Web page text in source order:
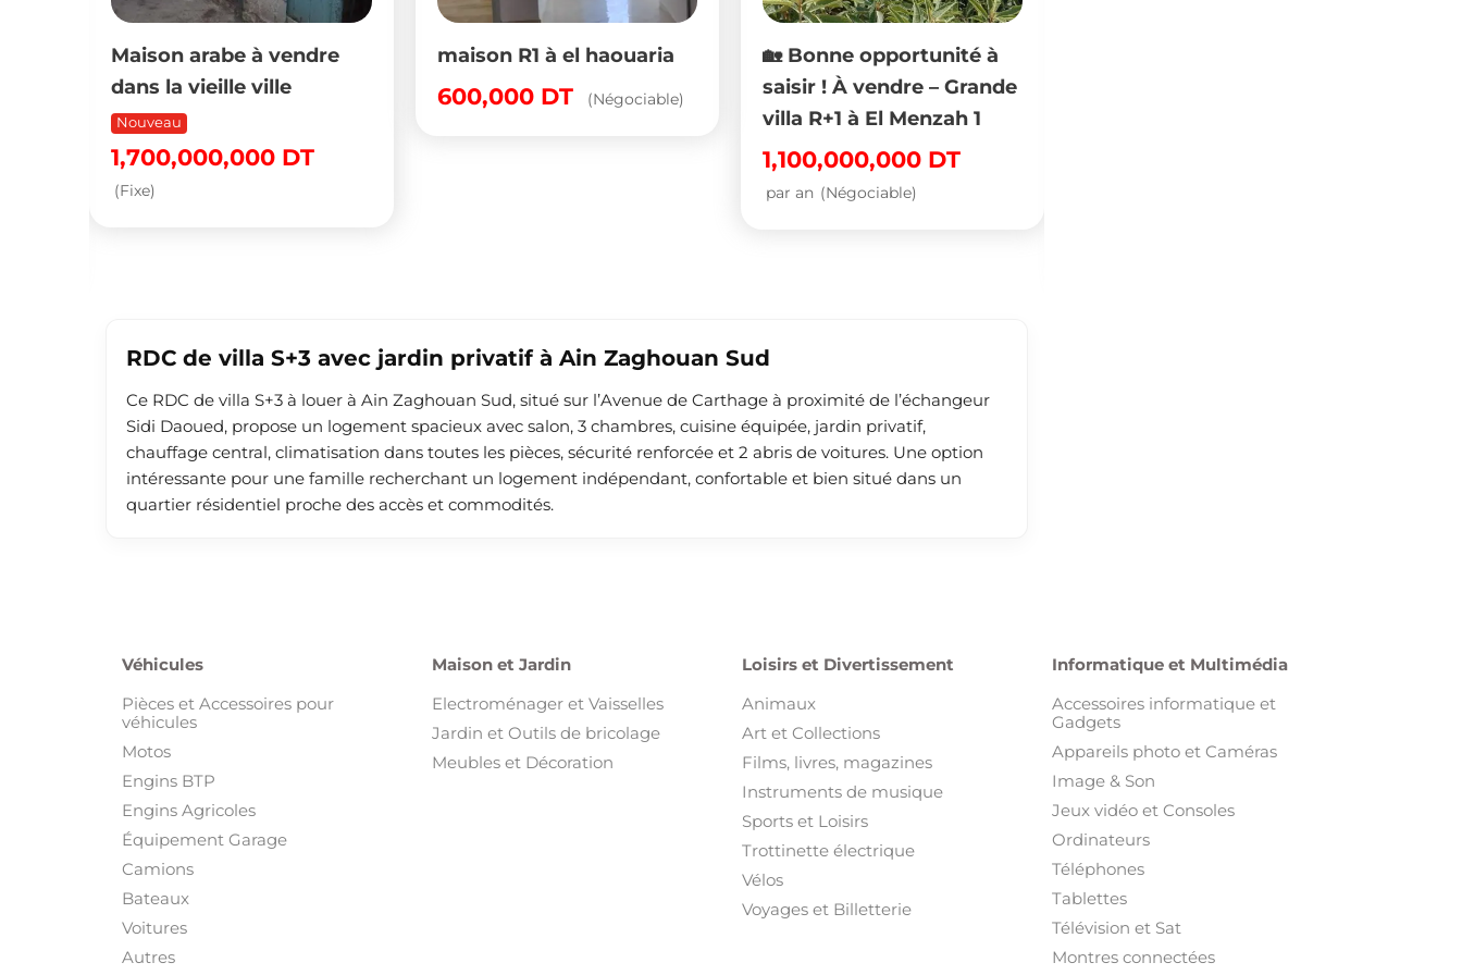
à vendre
maison R1 à el haouaria
600,000 (Négociable)
🏡 Bonne opportunité à
saisir ! À vendre – Grande
villa R+1 à El Menzah 1
A vendre une villa s+3
avec 2 appartements
s+2, studio s+1, garage
(capacité 3 voitures) et
jardin.
RDC de villa S+3 avec jardin privatif à Ain Zaghouan Sud
Ce RDC de villa S+3 à louer à Ain Zaghouan Sud, situé sur l’Avenue de Carthage à proximité de l’échangeur
Sidi Daoued, propose un logement spacieux avec salon, 3 chambres, cuisine équipée, jardin privatif,
chauffage central, climatisation dans toutes les pièces, sécurité renforcée et 2 abris de voitures. Une option
intéressante pour une famille recherchant un logement indépendant, confortable et bien situé dans un
quartier résidentiel proche des accès et commodités.
Véhicules
Pièces et Accessoires pour
véhicules
Motos
Engins BTP
Engins Agricoles
Équipement Garage
Camions
Bateaux
Voitures
Autres
Maison et Jardin
Electroménager et Vaisselles
Jardin et Outils de bricolage
Meubles et Décoration
Loisirs et Divertissement
Animaux
Art et Collections
Films, livres, magazines
Instruments de musique
Sports et Loisirs
Trottinette électrique
Vélos
Voyages et Billetterie
Informatique et Multimédia
Accessoires informatique et
Gadgets
Appareils photo et Caméras
Image & Son
Jeux vidéo et Consoles
Ordinateurs
Téléphones
Tablettes
Télévision et Sat
Montres connectées